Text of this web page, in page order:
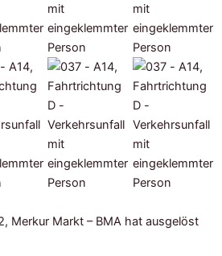
Merkur Markt – BMA hat ausgelöst